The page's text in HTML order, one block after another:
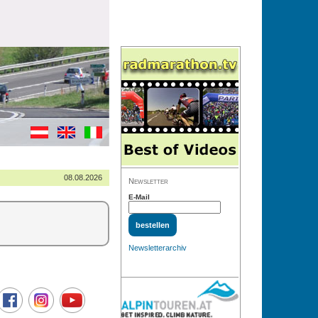
08.08.2026 Newsletter
E-Mail
Newsletterarchiv